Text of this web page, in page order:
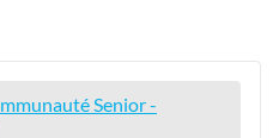
Senior -